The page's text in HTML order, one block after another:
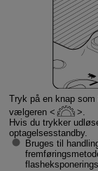
Tryk på en knap som
vælgeren
.
Hvis du trykker
optagelsesstandby.
Bruges til